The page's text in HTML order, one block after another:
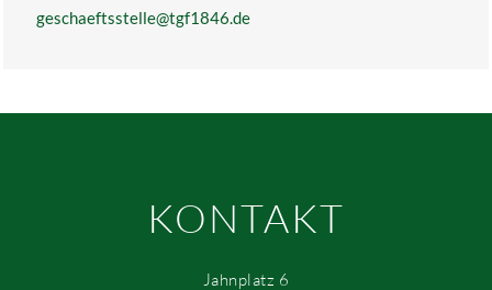
geschaeftsstelle@tgf1846.de
KONTAKT
Jahnplatz 6